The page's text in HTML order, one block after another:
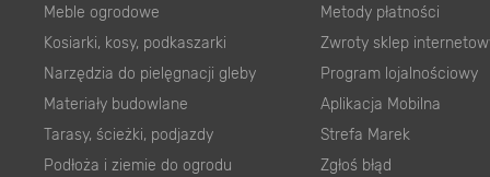
Meble ogrodowe
Kosiarki, kosy, podkaszarki
Narzędzia do pielęgnacji gleby
Materiały budowlane
Tarasy, ścieżki, podjazdy
Podłoża i ziemie do ogrodu
Metody płatności
Zwroty sklep
Program lojalnościowy
Aplikacja Mobilna
Strefa Marek
Zgłoś błąd